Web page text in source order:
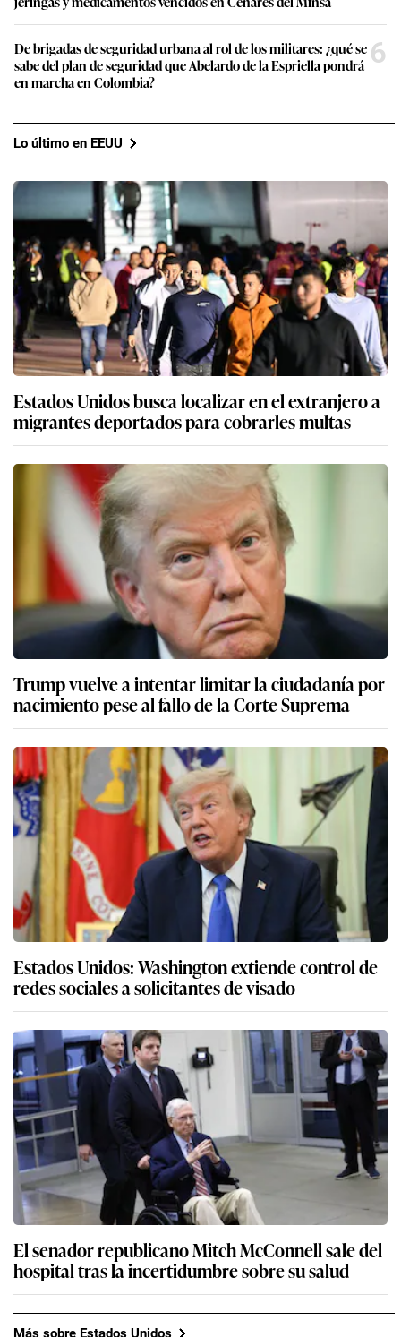
De brigadas de seguridad urbana al rol de los militares: ¿qué se
sabe del plan de seguridad que Abelardo de la Espriella pondrá
en marcha en Colombia?
6
Lo último en EEUU
Estados Unidos busca localizar en el extranjero a
migrantes deportados para cobrarles multas
Trump vuelve a intentar limitar la ciudadanía por
nacimiento pese al fallo de la Corte Suprema
Estados Unidos: Washington extiende control de
redes sociales a solicitantes de visado
El senador republicano Mitch McConnell sale del
hospital tras la incertidumbre sobre su salud
Más sobre Estados Unidos